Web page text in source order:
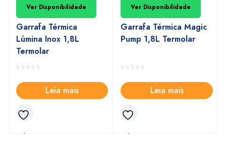
Ver Disponibilidade
Garrafa Térmica
Lúmina Inox 1,8L
Termolar
Leia mais
Ver Disponibilidade
Garrafa Térmica Magic
Pump 1,8L Termolar
Leia mais